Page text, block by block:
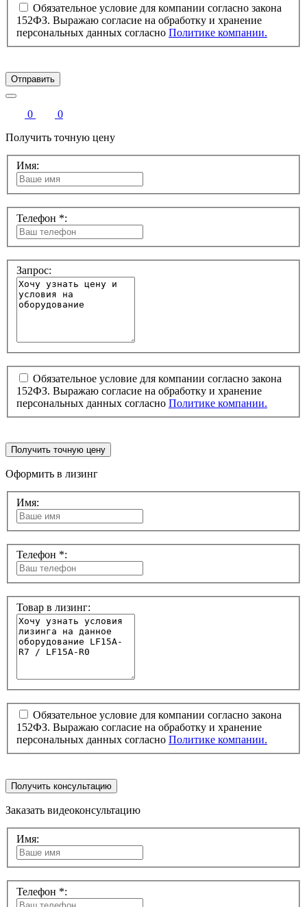
Обязательное условие для компании согласно закона
152ФЗ. Выражаю согласие на обработку и хранение
персональных данных согласно Политике компании.
Отправить
0
0
Получить точную цену
Имя:
Телефон *:
Запрос:
Обязательное условие для компании согласно закона
152ФЗ. Выражаю согласие на обработку и хранение
персональных данных согласно Политике компании.
Получить точную цену
Оформить в лизинг
Имя:
Телефон *:
Товар в лизинг:
Обязательное условие для компании согласно закона
152ФЗ. Выражаю согласие на обработку и хранение
персональных данных согласно Политике компании.
Получить консультацию
Заказать видеоконсультацию
Имя:
Телефон *: